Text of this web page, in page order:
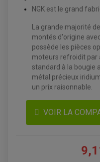
ACCESSOIRES
NGK est le grand
La grande majorité
montés d'origine
possède les pièces
moteurs refroidit par
standard à la bougie
métal précieux
un prix raisonnable.
VOIR LA